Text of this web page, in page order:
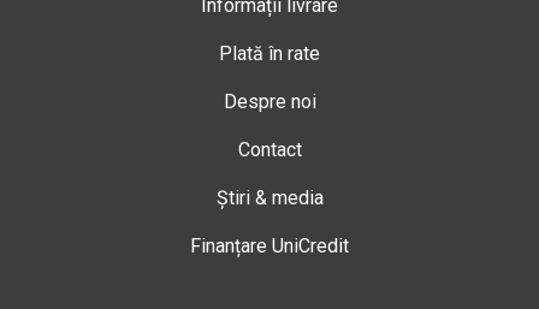
Informații livrare
Plată în rate
Despre noi
Contact
Știri & media
Finanțare UniCredit